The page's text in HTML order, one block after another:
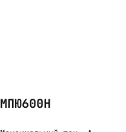
МПЮ600Н